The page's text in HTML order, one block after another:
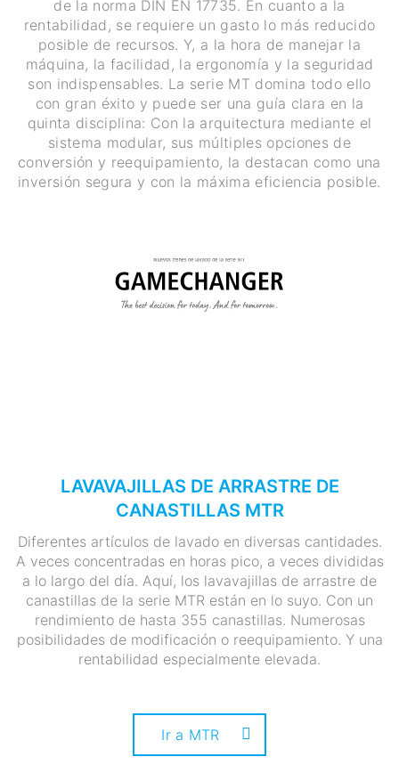
de la norma DIN EN 17735. En cuanto a la
rentabilidad, se requiere un gasto lo más reducido
posible de recursos. Y, a la hora de manejar la
máquina, la facilidad, la ergonomía y la seguridad
son indispensables. La serie MT domina todo ello
con gran éxito y puede ser una guía clara en la
quinta disciplina: Con la arquitectura mediante el
sistema modular, sus múltiples opciones de
conversión y reequipamiento, la destacan como una
inversión segura y con la máxima eficiencia posible.
LAVAVAJILLAS DE ARRASTRE DE
CANASTILLAS MTR
Diferentes artículos de lavado en diversas cantidades.
A veces concentradas en horas pico, a veces divididas
a lo largo del día. Aquí, los lavavajillas de arrastre de
canastillas de la serie MTR están en lo suyo. Con un
rendimiento de hasta 355 canastillas. Numerosas
posibilidades de modificación o reequipamiento. Y una
rentabilidad especialmente elevada.
Ir a MTR